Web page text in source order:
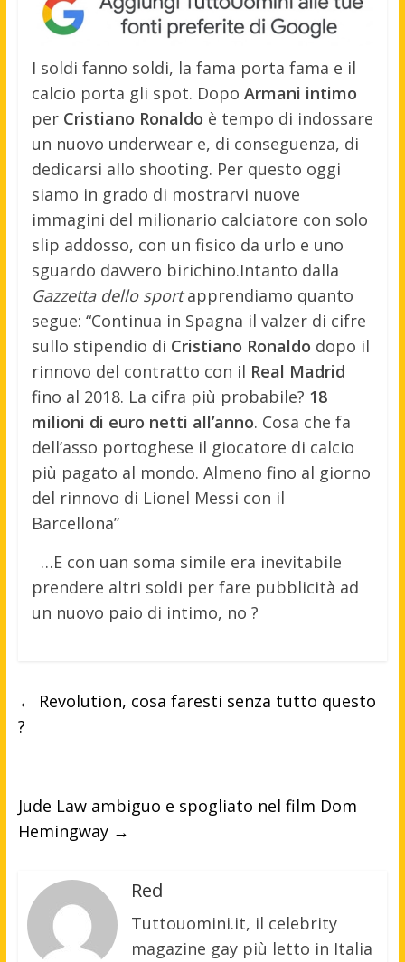
I soldi fanno soldi, la fama porta fama e il
calcio porta gli spot. Dopo Armani intimo
perCristiano Ronaldo è tempo di indossare
un nuovo underwear e, di conseguenza, di
dedicarsi allo shooting. Per questo oggi
siamo in grado di mostrarvi nuove
immagini del milionario calciatore con solo
slip addosso, con un fisico da urlo e uno
sguardo davvero birichino.Intanto dalla
Gazzetta dello sportapprendiamo quanto
segue: “Continua in Spagna il valzer di cifre
sullo stipendio di Cristiano Ronaldo dopo il
rinnovo del contratto con il Real Madrid
fino al 2018. La cifra più probabile? 18
milioni di euro netti all’anno. Cosa che fa
dell’asso portoghese il giocatore di calcio
più pagato al mondo. Almeno fino al giorno
del rinnovo di Lionel Messi con il
Barcellona”
…E con uan soma simile era inevitabile
prendere altri soldi per fare pubblicità ad
un nuovo paio di intimo, no ?
← Revolution, cosa faresti senza tutto questo
?
Jude Law ambiguo e spogliato nel film Dom
Hemingway →
Red
Tuttouomini.it, il celebrity
magazine gay più letto in Italia